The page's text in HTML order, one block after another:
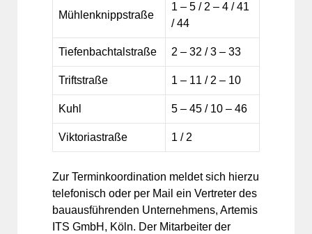
Mühlenknippstraße
1 – 5 / 2 – 4 / 41
/ 44
Tiefenbachtalstraße 2 – 32 / 3 – 33
Triftstraße 1 – 11 / 2 – 10
Kuhl 5 – 45 / 10 – 46
Viktoriastraße 1 / 2
Zur Terminkoordination meldet sich hierzu
telefonisch oder per Mail ein Vertreter des
bauausführenden Unternehmens, Artemis
ITS GmbH, Köln. Der Mitarbeiter der